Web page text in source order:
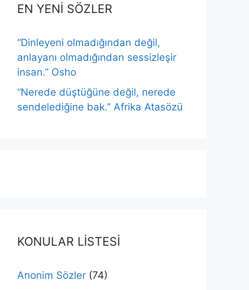
EN YENİ SÖZLER
“Dinleyeni olmadığından değil,
anlayanı olmadığından sessizleşir
insan.” Osho
“Nerede düştüğüne değil, nerede
sendelediğine bak.” Afrika Atasözü
KONULAR LİSTESİ
Anonim Sözler (74)